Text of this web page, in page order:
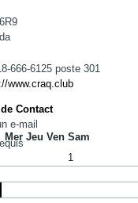
Mer Jeu Ven Sam
1
666-6125 poste 301
www.craq.club
Contact
e-mail